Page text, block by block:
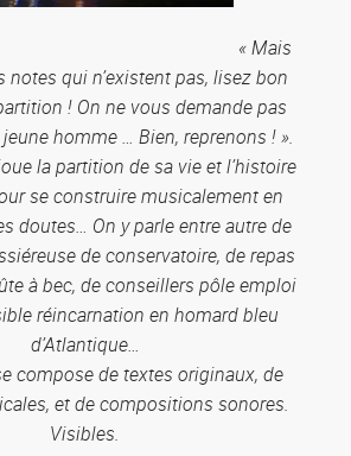
« Mais
notes qui n’existent pas, lisez bon
! On ne vous demande pas
homme … Bien, reprenons ! ».
la partition de sa vie et l’histoire
se construire musicalement en
doutes… On y parle entre autre de
de conservatoire, de repas
à bec, de conseillers pôle emploi
réincarnation en homard bleu
d’Atlantique…
compose de textes originaux, de
et de compositions sonores.
Visibles.